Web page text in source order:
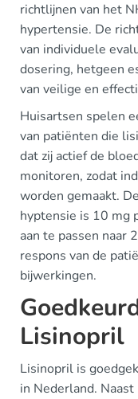
richtlijnen van het
hypertensie. De
van individuele
dosering, hetgeen
van veilige en
Huisartsen spelen
van patiënten die
dat zij actief de
monitoren, zodat
worden gemaakt.
hyptensie is 10 mg
aan te passen naar
respons van de
bijwerkingen.
Lisinopril
Lisinopril is
in Nederland.